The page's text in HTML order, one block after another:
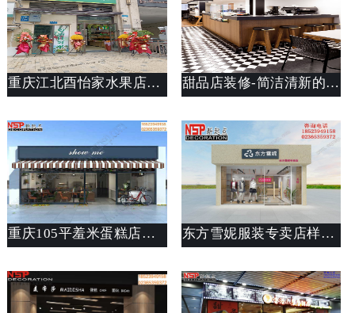
重庆江北酉怡家水果店装修案例_店面设计思路说明_斯戴特工装 甜品店装修-简洁清新的甜品店装修设计
重庆105平羞米蛋糕店装修案例-渝北汽博中心店-斯戴特工装公司 东方雪妮服装专卖店样板间装修设计说明(图文)